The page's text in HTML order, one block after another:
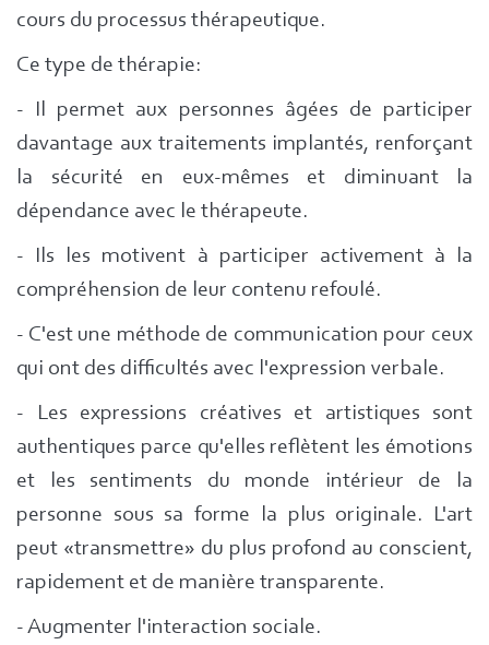
cours du processus thérapeutique.
Ce type de thérapie:
- Il permet aux personnes âgées de participer
davantage aux traitements implantés, renforçant
la sécurité en eux-mêmes et diminuant la
dépendance avec le thérapeute.
- Ils les motivent à participer activement à la
compréhension de leur contenu refoulé.
- C'est une méthode de communication pour ceux
qui ont des difficultés avec l'expression verbale.
- Les expressions créatives et artistiques sont
authentiques parce qu'elles reflètent les émotions
et les sentiments du monde intérieur de la
personne sous sa forme la plus originale. L'art
peut «transmettre» du plus profond au conscient,
rapidement et de manière transparente.
- Augmenter l'interaction sociale.